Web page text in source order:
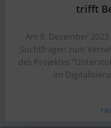
trifft
Am 8. Dezember
Suchtfragen zum
des Projektes
im